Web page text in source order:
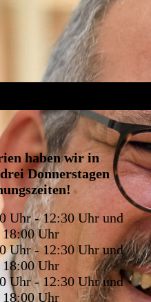
haben wir in
Donnerstagen
- 12:30 Uhr und
Uhr
- 12:30 Uhr und
Uhr
- 12:30 Uhr und
Uhr